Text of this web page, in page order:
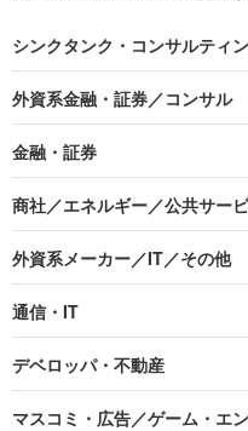
シンクタンク・コンサルティ
外資系金融・証券／コンサル
金融・証券
商社／エネルギー／公共サー
外資系メーカー／IT／その他
通信・IT
デベロッパ・不動産
マスコミ・広告／ゲーム・エ